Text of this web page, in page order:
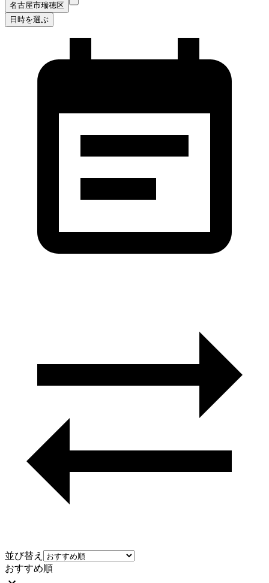
名古屋市瑞穂区
日時を選ぶ
並び替え
おすすめ順